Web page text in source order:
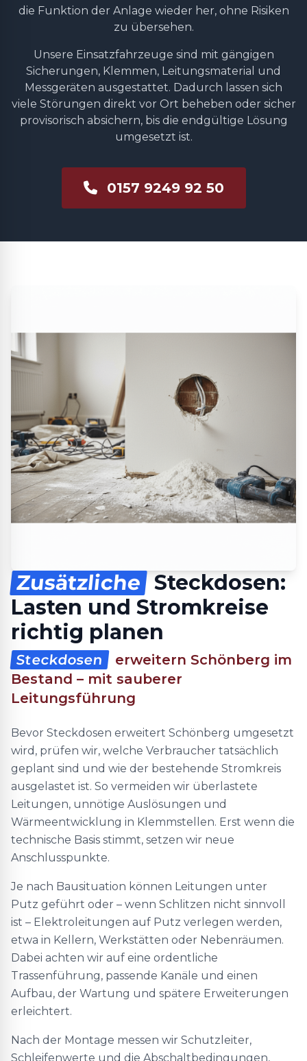
die Funktion der Anlage wieder her, ohne Risiken
zu übersehen.
Unsere Einsatzfahrzeuge sind mit gängigen
Sicherungen, Klemmen, Leitungsmaterial und
Messgeräten ausgestattet. Dadurch lassen sich
viele Störungen direkt vor Ort beheben oder sicher
provisorisch absichern, bis die endgültige Lösung
umgesetzt ist.
0157 9249 92 50
Zusätzliche Steckdosen:
Lasten und Stromkreise
richtig planen
Steckdosen
erweitern Schönberg im
Bestand – mit sauberer
Leitungsführung
Bevor Steckdosen erweitert Schönberg umgesetzt
wird, prüfen wir, welche Verbraucher tatsächlich
geplant sind und wie der bestehende Stromkreis
ausgelastet ist. So vermeiden wir überlastete
Leitungen, unnötige Auslösungen und
Wärmeentwicklung in Klemmstellen. Erst wenn die
technische Basis stimmt, setzen wir neue
Anschlusspunkte.
Je nach Bausituation können Leitungen unter
Putz geführt oder – wenn Schlitzen nicht sinnvoll
ist – Elektroleitungen auf Putz verlegen werden,
etwa in Kellern, Werkstätten oder Nebenräumen.
Dabei achten wir auf eine ordentliche
Trassenführung, passende Kanäle und einen
Aufbau, der Wartung und spätere Erweiterungen
erleichtert.
Nach der Montage messen wir Schutzleiter,
Schleifenwerte und die Abschaltbedingungen,